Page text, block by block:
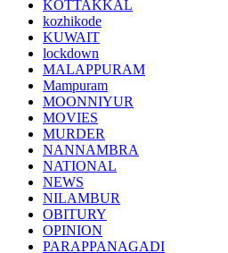
KOTTAKKAL
kozhikode
KUWAIT
lockdown
MALAPPURAM
Mampuram
MOONNIYUR
MOVIES
MURDER
NANNAMBRA
NATIONAL
NEWS
NILAMBUR
OBITURY
OPINION
PARAPPANAGADI